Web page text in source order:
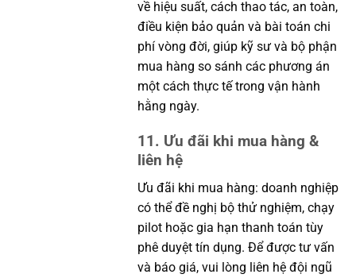
về hiệu suất, cách thao tác, an toàn,
điều kiện bảo quản và bài toán chi
phí vòng đời, giúp kỹ sư và bộ phận
mua hàng so sánh các phương án
một cách thực tế trong vận hành
hằng ngày.
11. Ưu đãi khi mua hàng &
liên hệ
Ưu đãi khi mua hàng: doanh nghiệp
có thể đề nghị bộ thử nghiệm, chạy
pilot hoặc gia hạn thanh toán tùy
phê duyệt tín dụng. Để được tư vấn
và báo giá, vui lòng liên hệ đội ngũ